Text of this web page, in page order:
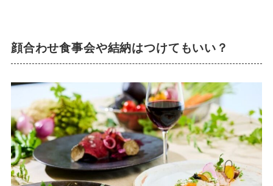
顔合わせ食事会や結納はつけてもいい？